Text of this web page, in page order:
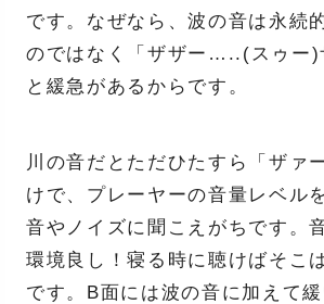
です。なぜなら、波の音は永続
のではなく「ザザー…..(スゥー)
と緩急があるからです。
川の音だとただひたすら「ザァ
けで、プレーヤーの音量レベル
音やノイズに聞こえがちです。
環境良し！寝る時に聴けばそこ
です。B面には波の音に加えて